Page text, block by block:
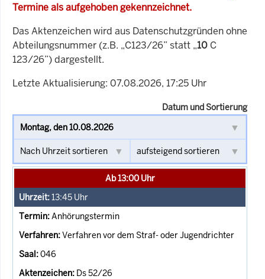
Termine als aufgehoben gekennzeichnet.
Das Aktenzeichen wird aus Datenschutzgründen ohne
Abteilungsnummer (z.B. „C123/26” statt „10 C
123/26”) dargestellt.
Letzte Aktualisierung: 07.08.2026, 17:25 Uhr
Datum und Sortierung
Ab 13:00 Uhr
13:45 Uhr
Anhörungstermin
Verfahren vor dem Straf- oder Jugendrichter
046
Ds 52/26